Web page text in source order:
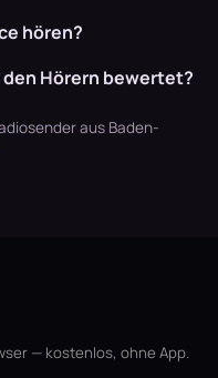
hören?
den Hörern bewertet?
aus Baden-
— kostenlos, ohne App.